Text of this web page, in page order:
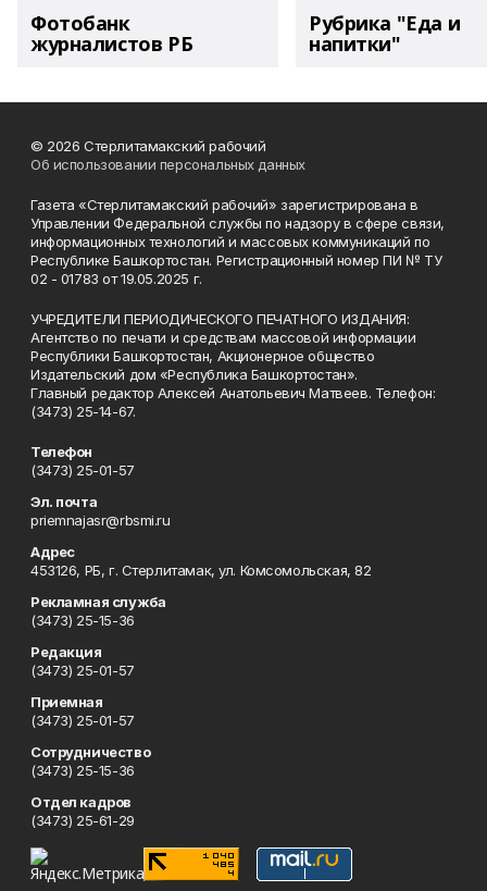
Фотобанк
журналистов РБ
Рубрика "Еда и
напитки"
© 2026 Стерлитамакский рабочий
Об использовании персональных данных
Газета «Стерлитамакский рабочий» зарегистрирована в
Управлении Федеральной службы по надзору в сфере связи,
информационных технологий и массовых коммуникаций по
Республике Башкортостан. Регистрационный номер ПИ № ТУ
02 - 01783 от 19.05.2025 г.
УЧРЕДИТЕЛИ ПЕРИОДИЧЕСКОГО ПЕЧАТНОГО ИЗДАНИЯ:
Агентство по печати и средствам массовой информации
Республики Башкортостан, Акционерное общество
Издательский дом «Республика Башкортостан».
Главный редактор Алексей Анатольевич Матвеев. Телефон:
(3473) 25-14-67.
Телефон
(3473) 25-01-57
Эл. почта
priemnajasr@rbsmi.ru
Адрес
453126, РБ, г. Стерлитамак, ул. Комсомольская, 82
Рекламная служба
(3473) 25-15-36
Редакция
(3473) 25-01-57
Приемная
(3473) 25-01-57
Сотрудничество
(3473) 25-15-36
Отдел кадров
(3473) 25-61-29